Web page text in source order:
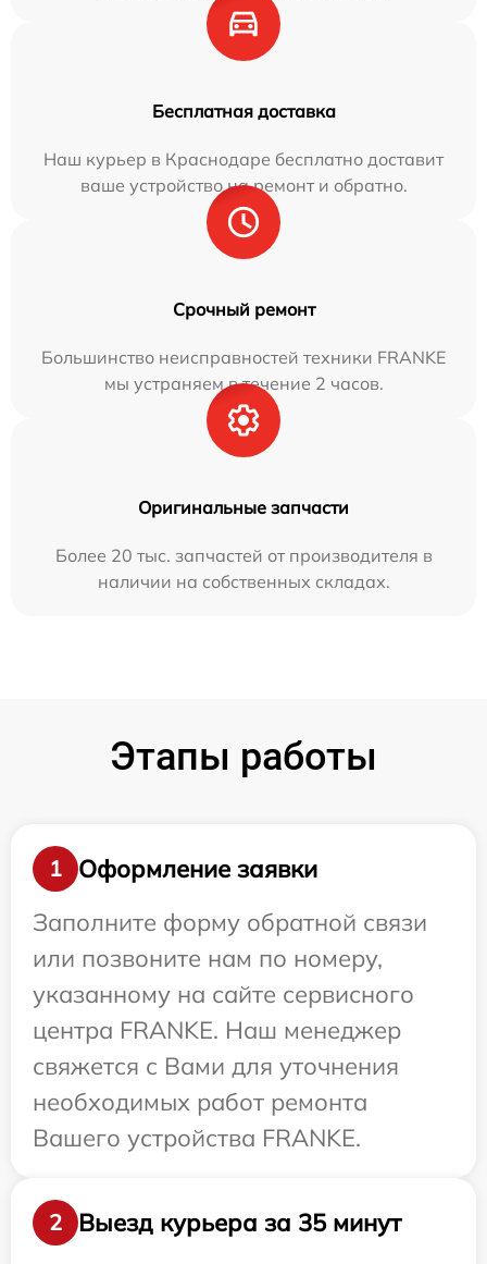
Бесплатная доставка
Наш курьер в Краснодаре бесплатно доставит
ваше устройство на ремонт и обратно.
Срочный ремонт
Большинство неисправностей техники FRANKE
мы устраняем в течение 2 часов.
Оригинальные запчасти
Более 20 тыс. запчастей от производителя в
наличии на собственных складах.
Этапы работы
1
Оформление заявки
Заполните форму обратной связи
или позвоните нам по номеру,
указанному на сайте сервисного
центра FRANKE. Наш менеджер
свяжется с Вами для уточнения
необходимых работ ремонта
Вашего устройства FRANKE.
2
Выезд курьера за 35 минут